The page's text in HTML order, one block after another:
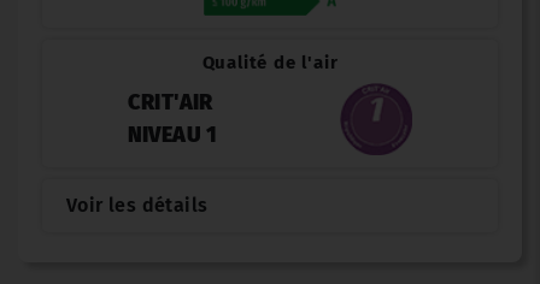
Qualité de l'air
CRIT'AIR
NIVEAU 1
Voir les détails